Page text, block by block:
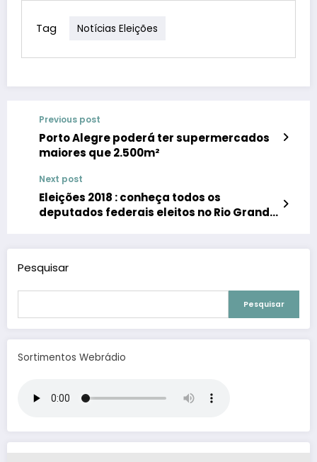
Tag Notícias Eleições
Previous post
Porto Alegre poderá ter supermercados
maiores que 2.500m²
Next post
Eleições 2018 : conheça todos os
deputados federais eleitos no Rio Grande
Pesquisar
Pesquisar
Sortimentos Webrádio